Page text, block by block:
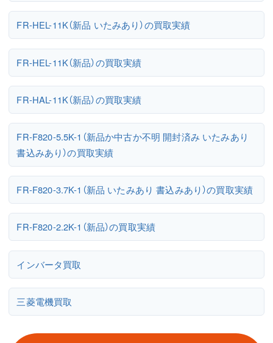
FR-HEL-11K（新品 いたみあり）の買取実績
FR-HEL-11K（新品）の買取実績
FR-HAL-11K（新品）の買取実績
FR-F820-5.5K-1（新品か中古か不明 開封済み いたみあり
書込みあり）の買取実績
FR-F820-3.7K-1（新品 いたみあり 書込みあり）の買取実績
FR-F820-2.2K-1（新品）の買取実績
インバータ買取
三菱電機買取